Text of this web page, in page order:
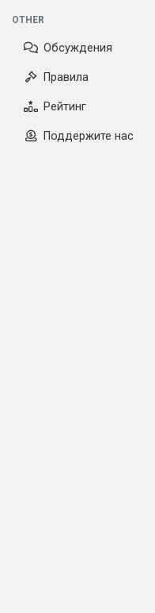
OTHER
Обсуждения
Правила
Рейтинг
Поддержите нас